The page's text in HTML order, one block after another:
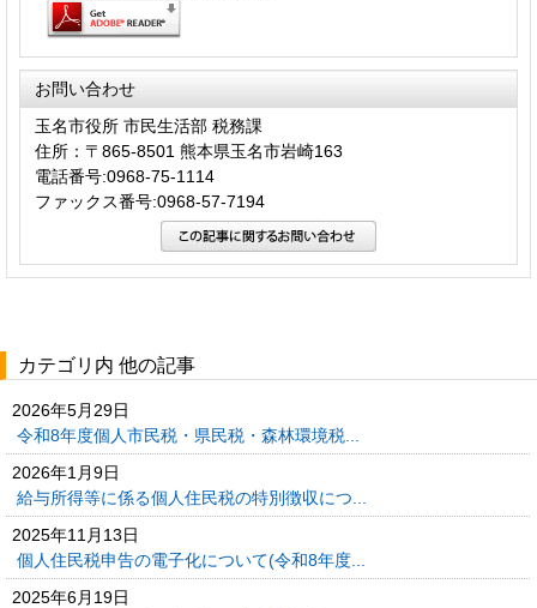
お問い合わせ
玉名市役所 市民生活部 税務課
住所：〒865-8501 熊本県玉名市岩崎163
電話番号:0968-75-1114
ファックス番号:0968-57-7194
カテゴリ内 他の記事
2026年5月29日
令和8年度個人市民税・県民税・森林環境税...
2026年1月9日
給与所得等に係る個人住民税の特別徴収につ...
2025年11月13日
個人住民税申告の電子化について(令和8年度...
2025年6月19日